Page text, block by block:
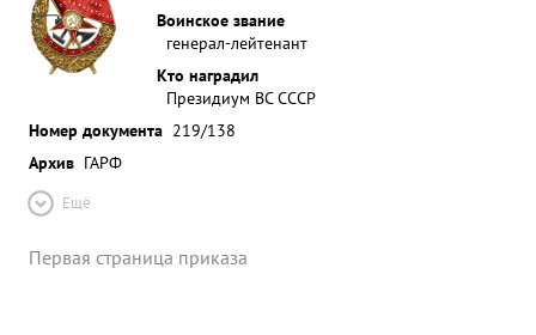
Воинское звание
генерал-лейтенант
Кто наградил
Президиум ВС СССР
Номер документа 219/138
Архив ГАРФ
Ещё
Первая страница приказа